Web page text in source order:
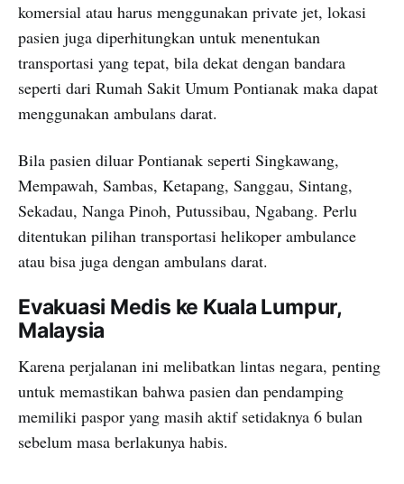
komersial atau harus menggunakan private jet, lokasi
pasien juga diperhitungkan untuk menentukan
transportasi yang tepat, bila dekat dengan bandara
seperti dari Rumah Sakit Umum Pontianak maka dapat
menggunakan ambulans darat.
Bila pasien diluar Pontianak seperti Singkawang,
Mempawah, Sambas, Ketapang, Sanggau, Sintang,
Sekadau, Nanga Pinoh, Putussibau, Ngabang. Perlu
ditentukan pilihan transportasi helikoper ambulance
atau bisa juga dengan ambulans darat.
Evakuasi Medis ke Kuala Lumpur,
Malaysia
Karena perjalanan ini melibatkan lintas negara, penting
untuk memastikan bahwa pasien dan pendamping
memiliki paspor yang masih aktif setidaknya 6 bulan
sebelum masa berlakunya habis.